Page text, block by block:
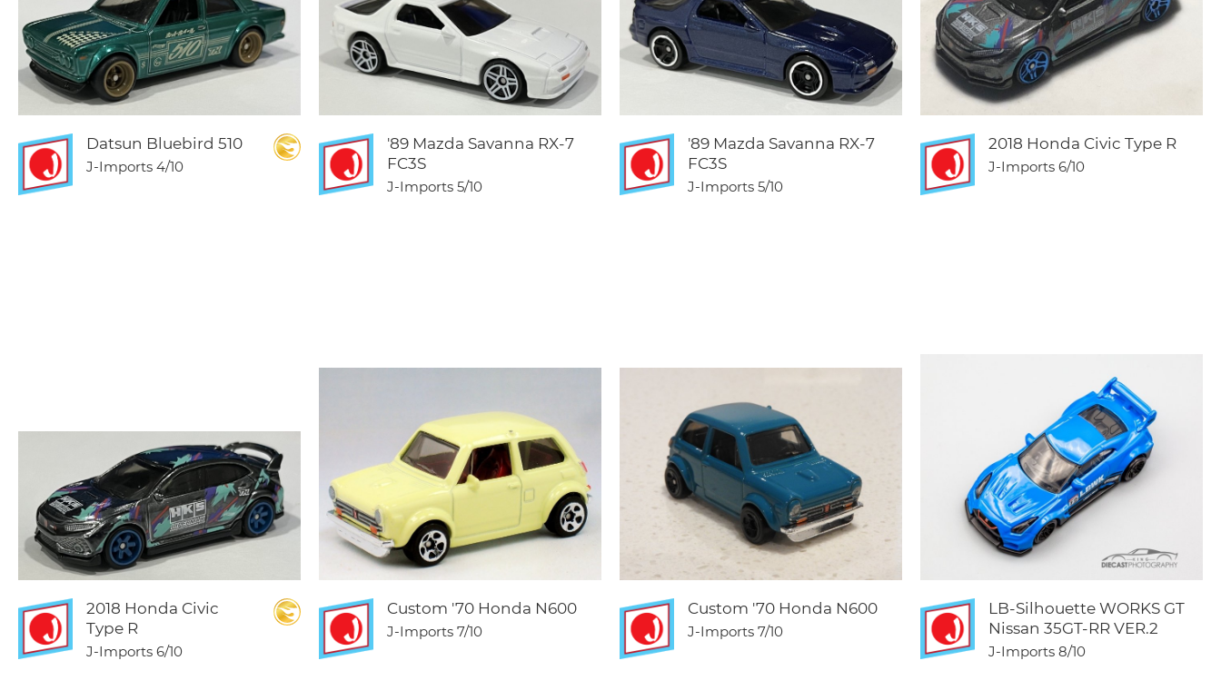
Datsun Bluebird 510
J-Imports 4/10
'89 Mazda Savanna RX-7
FC3S
J-Imports 5/10
'89 Mazda Savanna RX-7
FC3S
J-Imports 5/10
2018 Honda Civic Type R
J-Imports 6/10
2018 Honda Civic
Type R
J-Imports 6/10
Custom '70 Honda N600
J-Imports 7/10
Custom '70 Honda N600
J-Imports 7/10
LB-Silhouette WORKS GT
Nissan 35GT-RR VER.2
J-Imports 8/10